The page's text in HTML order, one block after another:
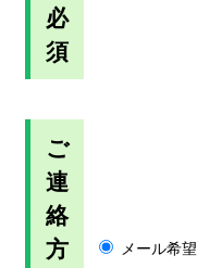
必
須
ご
連
絡
方
メール希望